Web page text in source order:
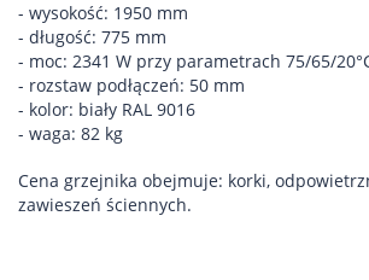
- wysokość: 1950 mm
- długość: 775 mm
- moc: 2341 W przy parametrach 75/65/
- rozstaw podłączeń: 50 mm
- kolor: biały RAL 9016
- waga: 82 kg
Cena grzejnika obejmuje: korki,
zawieszeń ściennych.